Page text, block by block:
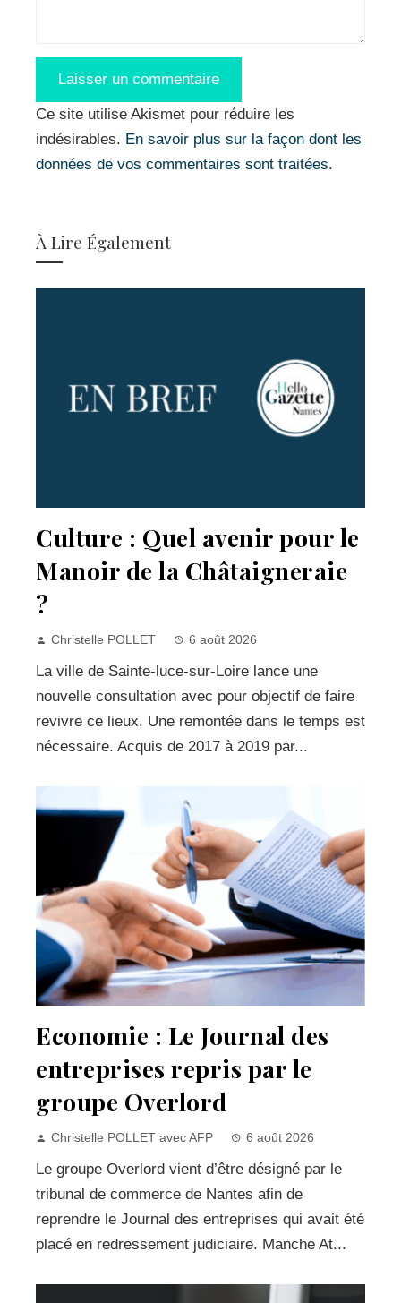
Ce site utilise Akismet pour réduire les
indésirables. En savoir plus sur la façon dont les
données de vos commentaires sont traitées.
À Lire Également
Culture : Quel avenir pour le
Manoir de la Châtaigneraie
?
Christelle POLLET 6 août 2026
La ville de Sainte-luce-sur-Loire lance une
nouvelle consultation avec pour objectif de faire
revivre ce lieux. Une remontée dans le temps est
nécessaire. Acquis de 2017 à 2019 par...
Economie : Le Journal des
entreprises repris par le
groupe Overlord
Christelle POLLET avec AFP 6 août 2026
Le groupe Overlord vient d’être désigné par le
tribunal de commerce de Nantes afin de
reprendre le Journal des entreprises qui avait été
placé en redressement judiciaire. Manche At...